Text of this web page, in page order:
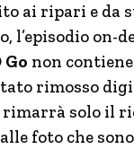
ai ripari e da
l’episodio on-
Go non
rimosso
solo il
foto che